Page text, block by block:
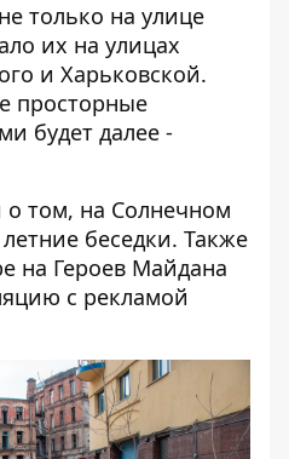
только на улице
их на улицах
и Харьковской.
просторные
будет далее -
том, на Солнечном
беседки. Также
на Героев Майдана
с рекламой